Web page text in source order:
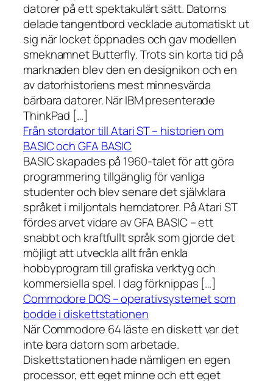
datorer på ett spektakulärt sätt. Datorns
delade tangentbord vecklade automatiskt ut
sig när locket öppnades och gav modellen
smeknamnet Butterfly. Trots sin korta tid på
marknaden blev den en designikon och en
av datorhistoriens mest minnesvärda
bärbara datorer. När IBM presenterade
ThinkPad […]
Från stordator till Atari ST – historien om
BASIC och GFA BASIC
BASIC skapades på 1960-talet för att göra
programmering tillgänglig för vanliga
studenter och blev senare det självklara
språket i miljontals hemdatorer. På Atari ST
fördes arvet vidare av GFA BASIC – ett
snabbt och kraftfullt språk som gjorde det
möjligt att utveckla allt från enkla
hobbyprogram till grafiska verktyg och
kommersiella spel. I dag förknippas […]
Commodore DOS – operativsystemet som
bodde i diskettstationen
När Commodore 64 läste en diskett var det
inte bara datorn som arbetade.
Diskettstationen hade nämligen en egen
processor, ett eget minne och ett eget